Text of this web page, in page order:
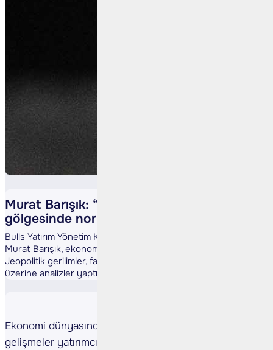
Murat Barışık: “Piyasa, savaşın
gölgesinde normalleşme arayışında”
Bulls Yatırım Yönetim Kurulu Başkan Vekili ve Genel Müdürü
Murat Barışık, ekonomideki son gelişmeleri değerlendirdi.
Jeopolitik gerilimler, faiz politikaları ve piyasa beklentileri
üzerine analizler yaptı.
Ekonomi dünyasında son dönemde yaşanan
gelişmeler yatırımcıların dikkatini yeniden küresel